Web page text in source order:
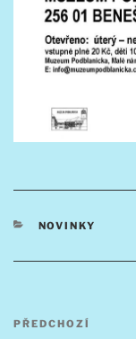
RUBRIKY
NOVINKY
Předchozí
PŘEDCHOZÍ